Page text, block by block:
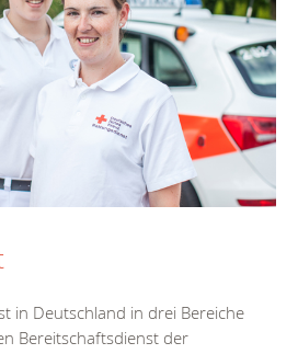
in Deutschland in drei Bereiche
Bereitschaftsdienst der